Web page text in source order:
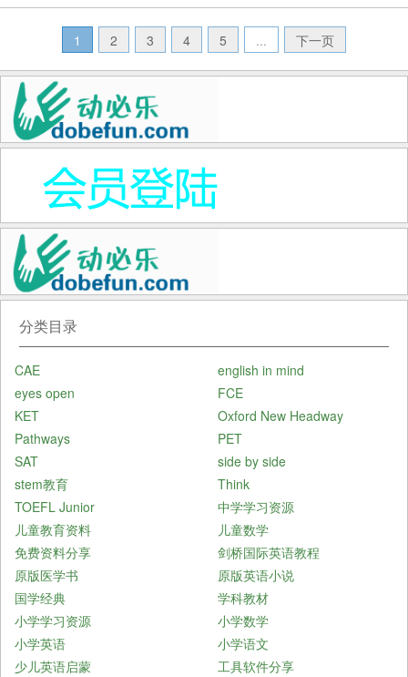
个良好的基础。在国家教委最近颁布的《高等
学...
1 2 3 4 5 ... 下一页
分类目录
CAE
english in mind
eyes open
FCE
KET
Oxford New Headway
Pathways
PET
SAT
side by side
stem教育
Think
TOEFL Junior
中学学习资源
儿童教育资料
儿童数学
免费资料分享
剑桥国际英语教程
原版医学书
原版英语小说
国学经典
学科教材
小学学习资源
小学数学
小学英语
小学语文
少儿英语启蒙
工具软件分享